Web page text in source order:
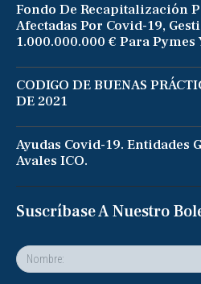
Fondo De Recapitalización
Afectadas Por Covid-19,
1.000.000.000 € Para
CODIGO DE BUENAS
DE 2021
Ayudas Covid-19. Entidades
Avales ICO.
Suscríbase A Nuestro